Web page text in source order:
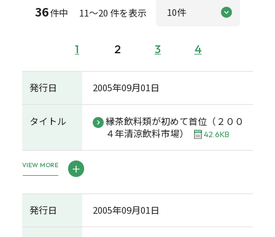
36件中 11～20 件を表示
1 2 3 4
発行日 2005年09月01日
タイトル
縁茶飲料類が初めて首位（２００
４年清涼飲料市場）
42.6KB
VIEW MORE
発行日 2005年09月01日